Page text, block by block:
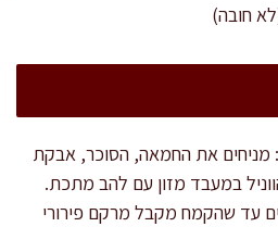
חובה)
את החמאה, הסוכר, אבקת
במעבד מזון עם להב מתכת.
עד שהקמח מקבל מרקם פירורי